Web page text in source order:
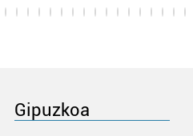
Gipuzkoa